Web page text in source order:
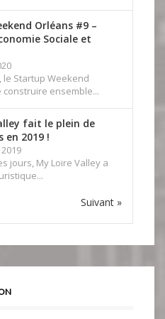
Orléans #9 –
Sociale et
le Startup Weekend
ensemble...
fait le plein de
en 2019 !
jours, My Loire Valley a
Suivant »